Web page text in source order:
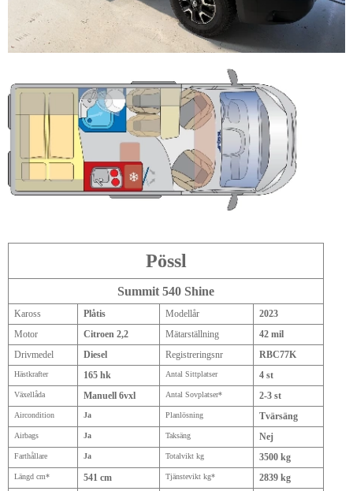
Pössl
Summit 540 Shine
Kaross Plåtis Modellår
2023
Motor
Citroen 2,2 Mätarställning
42 mil
Drivmedel
Diesel Registreringsnr RBC77K
Hästkrafter 165 hk Antal Sittplatser 4 st
Växellåda Manuell 6vxl Antal Sovplatser* 2-3 st
Aircondition Ja Planlösning Tvärsäng
Airbags Ja Taksäng Nej
Farthållare Ja Totalvikt kg 3500 kg
Längd cm* 541 cm Tjänstevikt kg* 2839 kg